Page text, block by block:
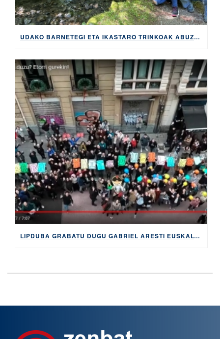
UDAKO BARNETEGI ETA IKASTARO TRINKOAK ABUZTUAN ETA IRAILEAN
LIPDUBA GRABATU DUGU GABRIEL ARESTI EUSKALTEGIAN